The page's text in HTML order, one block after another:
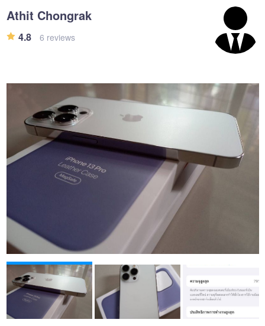
Athit Chongrak
4.8 6 reviews